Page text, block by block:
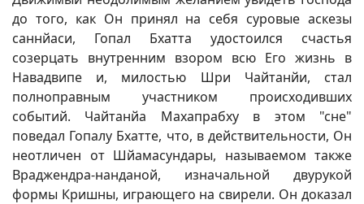
до того, как Он принял на себя суровые аскезы
саннйаси, Гопал Бхатта удостоился счастья
созерцать внутренним взором всю Его жизнь в
Навадвипе и, милостью Шри Чайтанйи, стал
полноправным участником происходивших
событий. Чайтанйа Махапрабху в этом "сне"
поведал Гопалу Бхатте, что, в действительности, Он
неотличен от Шйамасундары, называемом также
Враджендра-нанданой, изначальной двурукой
формы Кришны, играющего на свирели. Он доказал